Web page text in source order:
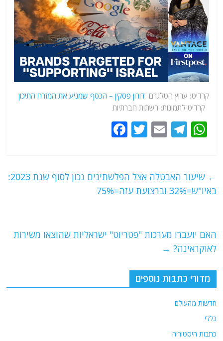
קרדיט: ערוץ הטלגרם דורון פסקין – הכסף שמניע את המזרח התיכון
קרדיט לתמונות: רשתות חברתיות
W
s
A
T
g
ra
E
l
T
er
e
b
k
←
שיעור האבטלה אצל הפלשתינים נכון לסוף שנת 2023:
באיו"ש=32% וברצועת עזה=75%
האם יועברו מערכות "פטריוט" ישראליות שהוצאו משירות
לאוקראינה? →
מדורי כתבות נוספים
חדשות מהעולם
כללי
כתבות היסטוריה